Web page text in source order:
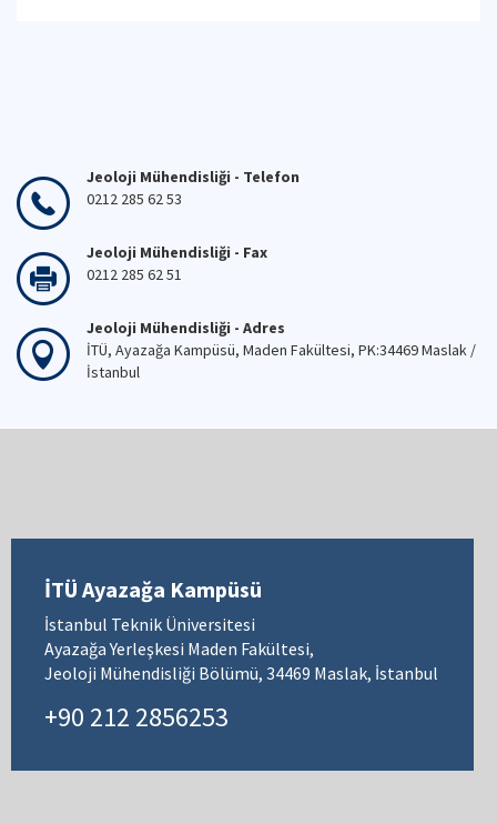
Jeoloji Mühendisliği - Telefon
0212 285 62 53
Jeoloji Mühendisliği - Fax
0212 285 62 51
Jeoloji Mühendisliği - Adres
İTÜ, Ayazağa Kampüsü, Maden Fakültesi, PK:34469 Maslak /
İstanbul
İTÜ Ayazağa Kampüsü
İstanbul Teknik Üniversitesi
Ayazağa Yerleşkesi Maden Fakültesi,
Jeoloji Mühendisliği Bölümü, 34469 Maslak, İstanbul
+90 212 2856253